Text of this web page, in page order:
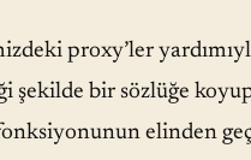
proxy’ler
şekilde bir sözlüğe
elinden